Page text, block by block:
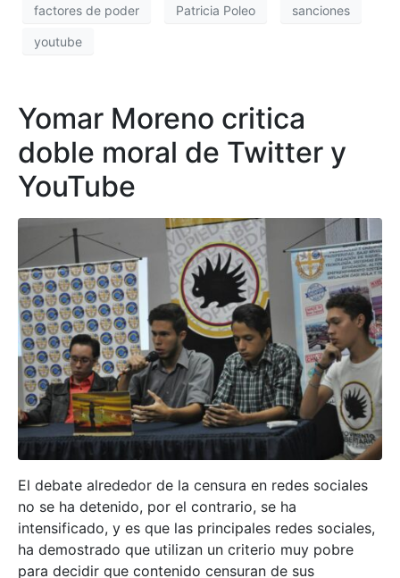
factores de poder Patricia Poleo sanciones
youtube
Yomar Moreno critica
doble moral de Twitter y
YouTube
El debate alrededor de la censura en redes sociales
no se ha detenido, por el contrario, se ha
intensificado, y es que las principales redes sociales,
ha demostrado que utilizan un criterio muy pobre
para decidir que contenido censuran de sus